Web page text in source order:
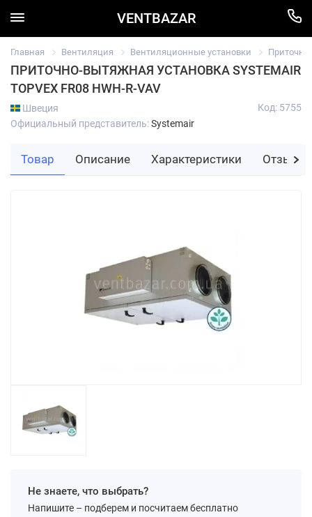
VENTBAZAR
Главная Вентиляция Вентиляционные установки
ПРИТОЧНО-ВЫТЯЖНАЯ УСТАНОВКА SYSTEMAIR
TOPVEX FR08 HWH-R-VAV
Швеция
Официальный представитель:Systemair
Код: 5755
Не знаете, что выбрать?
Напишите – подберем и посчитаем бесплатно
Товар Описание Характеристики Отзывы